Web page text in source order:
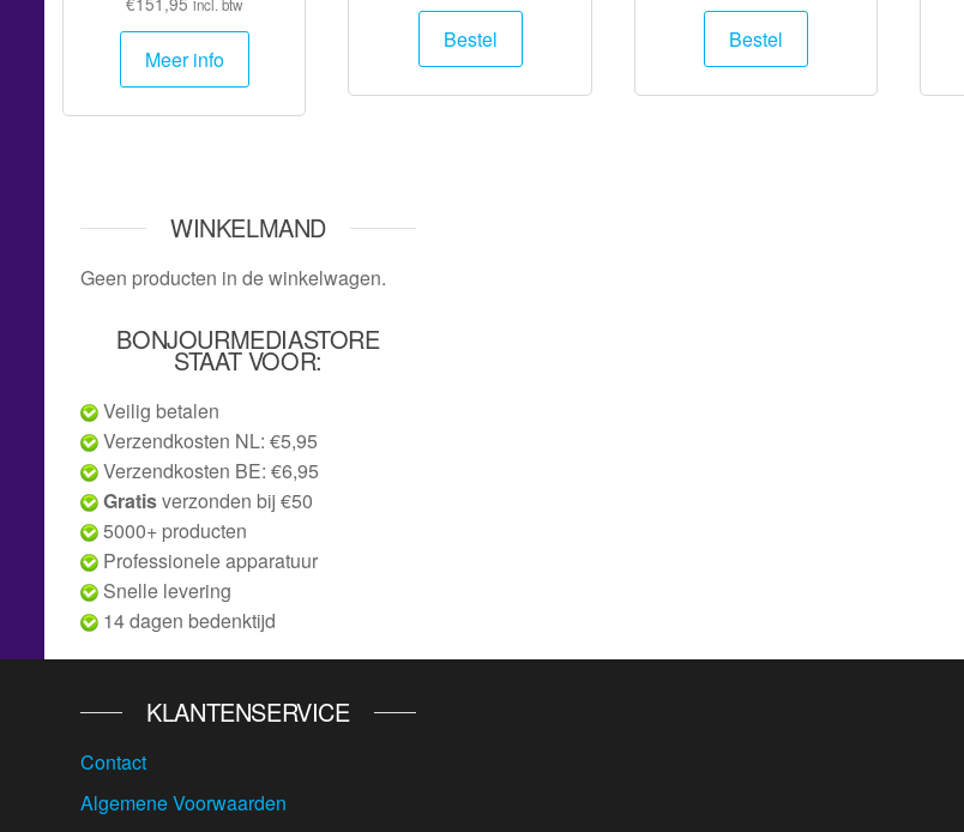
incl. btw
Meer info
Bestel Bestel
WINKELMAND
Geen producten in de winkelwagen.
BONJOURMEDIASTORE
STAAT VOOR:
Veilig betalen
Verzendkosten NL: €5,95
Verzendkosten BE: €6,95
Gratisverzonden bij €50
5000+ producten
Professionele apparatuur
Snelle levering
14 dagen bedenktijd
KLANTENSERVICE
Contact
Algemene Voorwaarden